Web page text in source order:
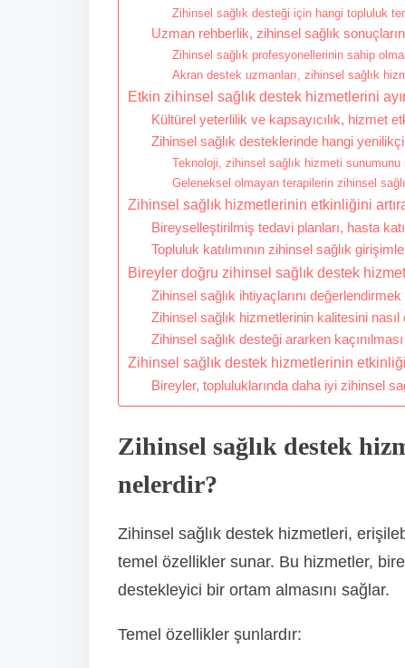
Zihinsel sağlık desteği için hangi topluluk
Uzman rehberlik, zihinsel sağlık
Zihinsel sağlık profesyonellerinin sahip
Akran destek uzmanları, zihinsel sağlık
Etkin zihinsel sağlık destek hizmetlerini
Kültürel yeterlilik ve kapsayıcılık, hizmet
Zihinsel sağlık desteklerinde hangi
Teknoloji, zihinsel sağlık hizmeti sunumunu
Geleneksel olmayan terapilerin zihinsel
Zihinsel sağlık hizmetlerinin etkinliğini
Bireyselleştirilmiş tedavi planları, hasta
Topluluk katılımının zihinsel sağlık
Bireyler doğru zihinsel sağlık destek
Zihinsel sağlık ihtiyaçlarını değerlendirmek
Zihinsel sağlık hizmetlerinin kalitesini
Zihinsel sağlık desteği ararken
Zihinsel sağlık destek hizmetlerinin
Bireyler, topluluklarında daha iyi zihinsel
Zihinsel sağlık destek
nelerdir?
Zihinsel sağlık destek hizmetleri,
temel özellikler sunar. Bu hizmetler,
destekleyici bir ortam almasını sağlar.
Temel özellikler şunlardır: